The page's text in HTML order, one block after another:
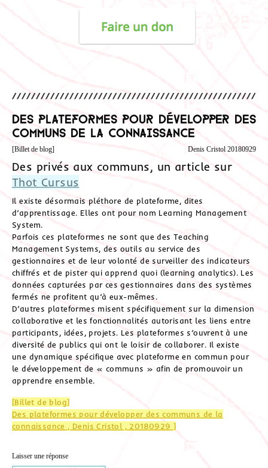
Des plateformes pour développer des
communs de la connaissance
[Billet de blog] Denis Cristol 20180929
Des privés aux communs, un article sur
Thot Cursus
Il existe désormais pléthore de plateforme, dites
d’apprentissage. Elles ont pour nom Learning Management
System.
Parfois ces plateformes ne sont que des Teaching
Management Systems, des outils au service des
gestionnaires et de leur volonté de surveiller des indicateurs
chiffrés et de pister qui apprend quoi (learning analytics). Les
données capturées par ces gestionnaires dans des systèmes
fermés ne profitent qu’à eux-mêmes.
D’autres plateformes misent spécifiquement sur la dimension
collaborative et les fonctionnalités autorisant les liens entre
participants, idées, projets. Les plateformes s’ouvrent à une
diversité de publics qui ont le loisir de collaborer. Il existe
une dynamique spécifique avec plateforme en commun pour
le développement de « communs » afin de promouvoir un
apprendre ensemble.
[Billet de blog]
Des plateformes pour développer des communs de la
connaissance , Denis Cristol , 20180929 ]
Laisser une réponse